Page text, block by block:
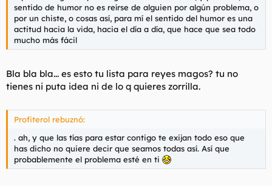
sentido de humor no es reírse de alguien por algún problema, o
por un chiste, o cosas así, para mí el sentido del humor es una
actitud hacia la vida, hacia el día a día, que hace que sea todo
mucho más fácil
Bla bla bla... es esto tu lista para reyes magos? tu no
tienes ni puta idea ni de lo q quieres zorrilla.
Profiterol rebuznó:
. ah, y que las tías para estar contigo te exijan todo eso que
has dicho no quiere decir que seamos todas así. Así que
probablemente el problema esté en ti